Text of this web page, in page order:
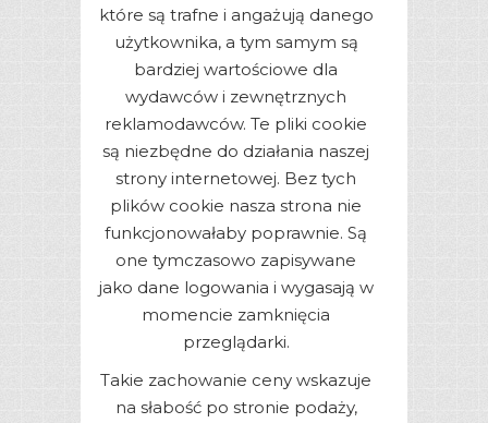
które są trafne i angażują danego
użytkownika, a tym samym są
bardziej wartościowe dla
wydawców i zewnętrznych
reklamodawców. Te pliki cookie
są niezbędne do działania naszej
strony internetowej. Bez tych
plików cookie nasza strona nie
funkcjonowałaby poprawnie. Są
one tymczasowo zapisywane
jako dane logowania i wygasają w
momencie zamknięcia
przeglądarki.
Takie zachowanie ceny wskazuje
na słabość po stronie podaży,